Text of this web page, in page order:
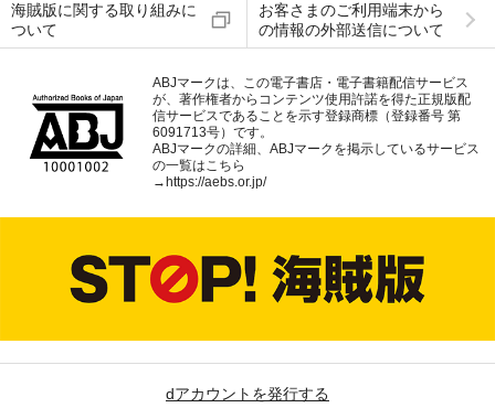
海賊版に関する取り組みに
ついて
お客さまのご利用端末から
の情報の外部送信について
ABJマークは、この電子書店・電子書籍配信サービス
が、著作権者からコンテンツ使用許諾を得た正規版配
信サービスであることを示す登録商標（登録番号 第
6091713号）です。
ABJマークの詳細、ABJマークを掲示しているサービス
の一覧はこちら
→ https://aebs.or.jp/
dアカウントを発行する